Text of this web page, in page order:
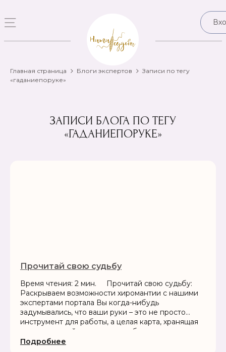
Главная страница Блоги экспертов
Записи по тегу
«гаданиепоруке»
ЗАПИСИ БЛОГА ПО ТЕГУ
«ГАДАНИЕПОРУКЕ»
Прочитай свою судьбу
Время чтения: 2 мин. Прочитай свою судьбу:
Раскрываем возможности хиромантии с нашими
экспертами портала Вы когда-нибудь
задумывались, что ваши руки – это не просто
инструмент для работы, а целая карта, хранящая
секреты вашей личности, судьбы и...
Подробнее